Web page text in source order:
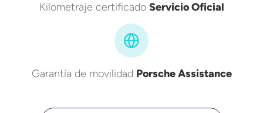
Kilometraje certificado Servicio Oficial
Garantía de movilidad Porsche Assistance